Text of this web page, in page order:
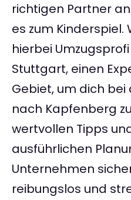
richtigen Partner
es zum
hierbei
Stuttgart, einen
Gebiet, um dich bei
nach Kapfenberg
wertvollen Tipps
ausführlichen
Unternehmen
reibungslos und